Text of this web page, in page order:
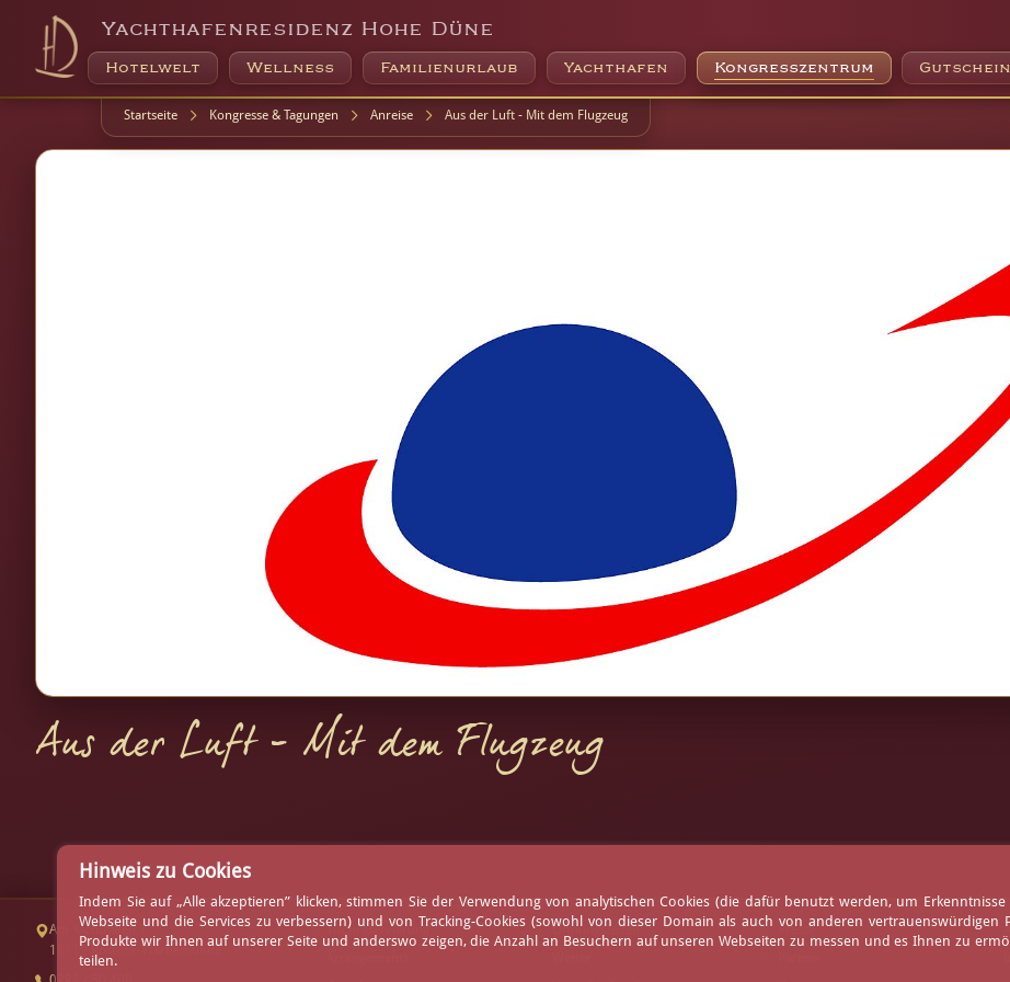
Yachthafenresidenz Hohe Düne
Hotelwelt Wellness Familienurlaub Yachthafen Kongresszentrum
Startseite Kongresse & Tagungen Anreise Aus der Luft - Mit dem Flugzeug
Aus der Luft - Mit dem Flugzeug
Am Yachthafen 1
18119 Rostock-Warnemünde
Tischreservierung
Öffnungszeiten
Presse
Hinweis zu Cookies
Indem Sie auf „Alle akzeptieren” klicken, stimmen Sie der Verwendung von analytischen Cookies (die dafür benutzt werden, um
Webseite und die Services zu verbessern) und von Tracking-Cookies (sowohl von dieser Domain als auch von anderen vertrauenswürdigen
Produkte wir Ihnen auf unserer Seite und anderswo zeigen, die Anzahl an Besuchern auf unseren Webseiten zu messen und es Ihnen zu
teilen.